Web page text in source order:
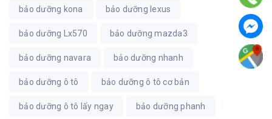
bảo dưỡng kona bảo dưỡng lexus
bảo dưỡng Lx570 bảo dưỡng mazda3
bảo dưỡng navara bảo dưỡng nhanh
bảo dưỡng ô tô bảo dưỡng ô tô cơ bản
bảo dưỡng ô tô lấy ngay bảo dưỡng phanh